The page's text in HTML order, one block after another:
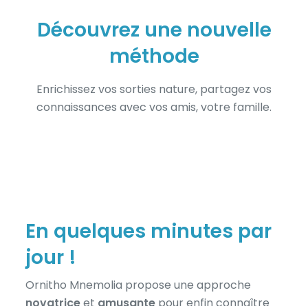
Découvrez une nouvelle
méthode
Enrichissez vos sorties nature, partagez vos
connaissances avec vos amis, votre famille.
En quelques minutes par
jour !
Ornitho Mnemolia propose une approche